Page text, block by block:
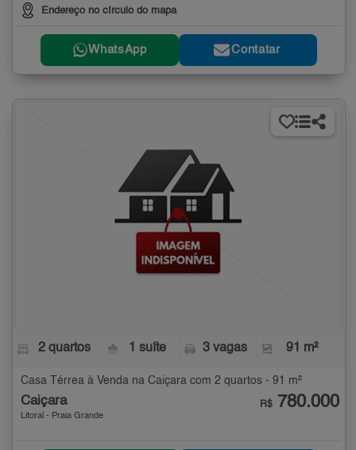
Endereço no círculo do mapa
WhatsApp Contatar
2 quartos 1 suíte 3 vagas 91 m²
Casa Térrea à Venda na Caiçara com 2 quartos - 91 m²
Caiçara
Litoral - Praia Grande
R$ 780.000